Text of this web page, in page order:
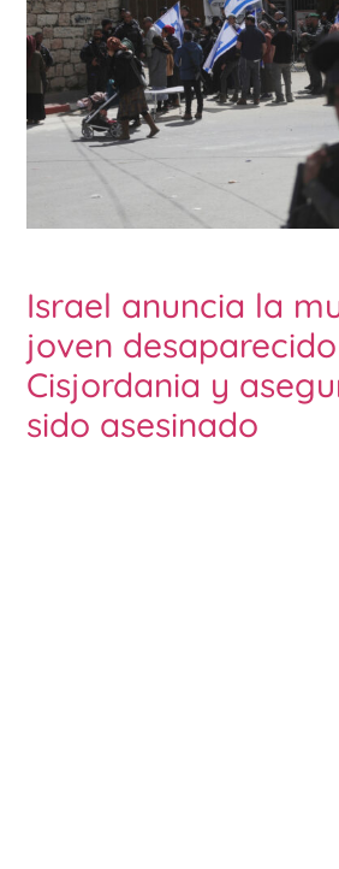
Israel anuncia la
joven
Cisjordania y
sido asesinado